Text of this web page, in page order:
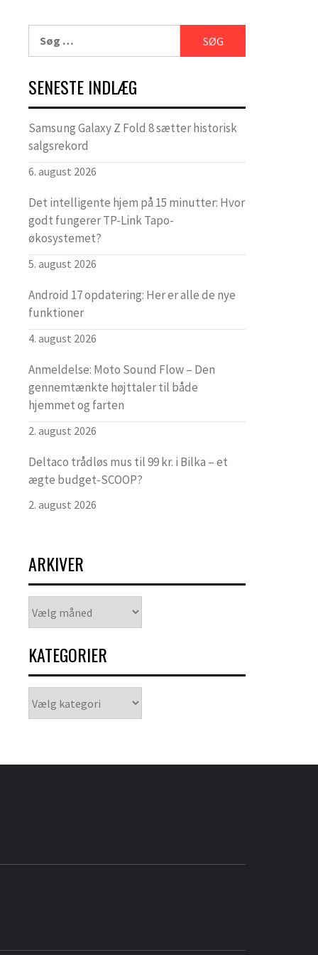
efter:
SENESTE INDLÆG
Samsung Galaxy Z Fold 8 sætter historisk
salgsrekord
6. august 2026
Det intelligente hjem på 15 minutter: Hvor
godt fungerer TP-Link Tapo-
økosystemet?
5. august 2026
Android 17 opdatering: Her er alle de nye
funktioner
4. august 2026
Anmeldelse: Moto Sound Flow – Den
gennemtænkte højttaler til både
hjemmet og farten
2. august 2026
Deltaco trådløs mus til 99 kr. i Bilka – et
ægte budget-SCOOP?
2. august 2026
ARKIVER
KATEGORIER